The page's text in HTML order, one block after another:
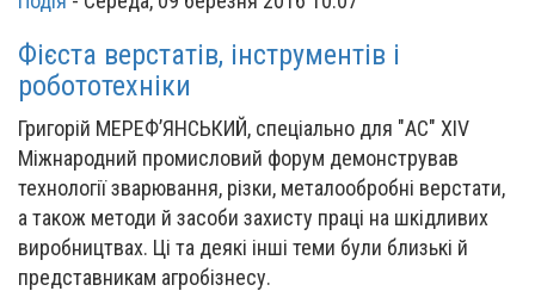
Фієста верстатів, інструментів і
робототехніки
Григорій МЕРЕФ’ЯНСЬКИЙ, спеціально для "АС" XIV
Міжнародний промисловий форум демонстрував
технології зварювання, різки, металообробні верстати,
а також методи й засоби захисту праці на шкідливих
виробництвах. Ці та деякі інші теми були близькі й
представникам агробізнесу.